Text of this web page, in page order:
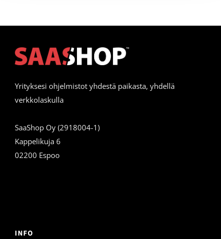
Yrityksesi ohjelmistot yhdestä paikasta, yhdellä
verkkolaskulla
SaaShop Oy (2918004-1)
Kappelikuja 6
02200 Espoo
INFO